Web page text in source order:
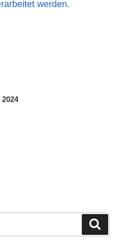
werden.